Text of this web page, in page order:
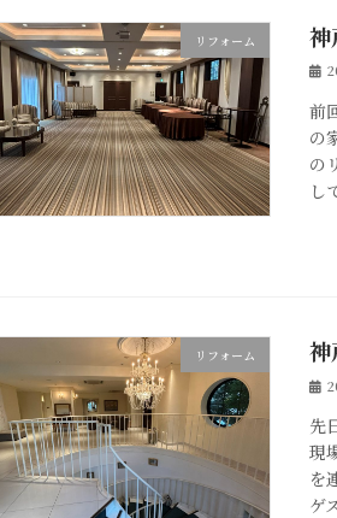
リフォーム 神
前
の
の
し
リフォーム 神
先
現
を
ゲ